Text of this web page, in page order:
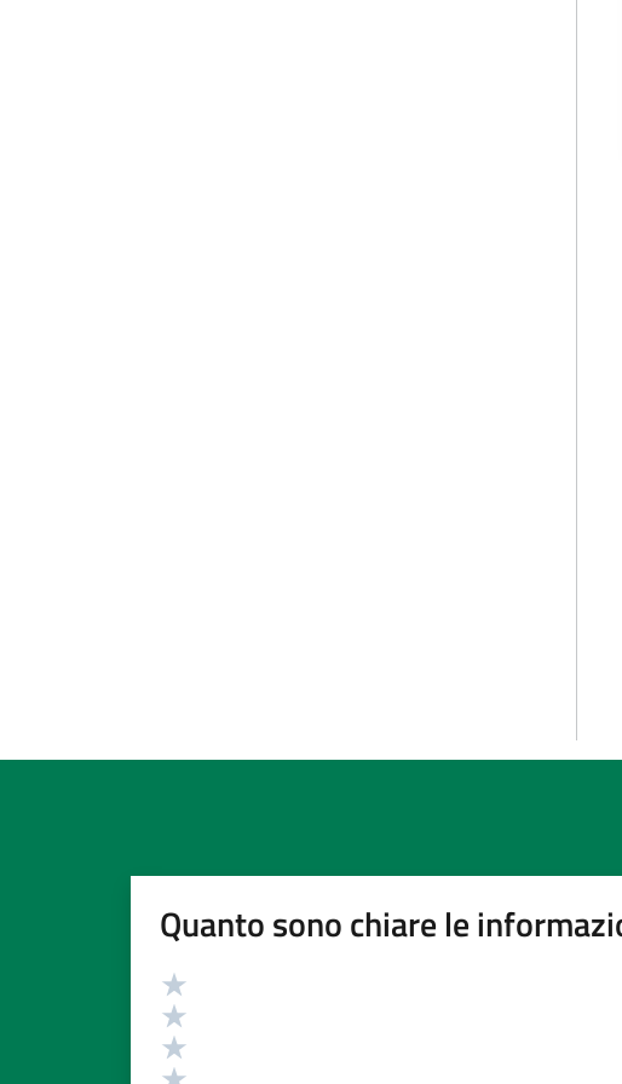
Quanto sono chiare le
Valutazione